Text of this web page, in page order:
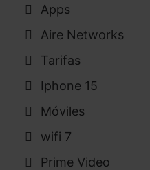
Apps
Aire Networks
Tarifas
Iphone 15
Móviles
wifi 7
Prime Video